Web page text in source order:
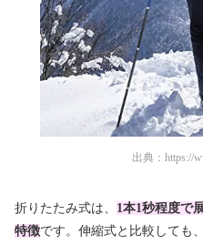
出典： https://
折りたたみ式は、 1本1秒程度で
特徴です。伸縮式と比較しても